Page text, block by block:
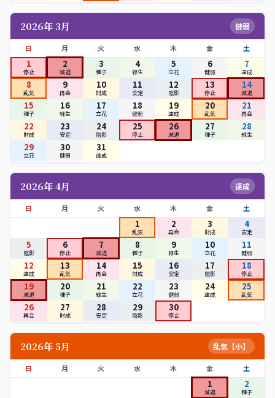
2026年 3月 健弱
日 月 火 水 木 金 土
1
停止
2
減退
3
種子
4
緑生
5
立花
6
健弱
7
達成
8
乱気
9
再会
10
財成
11
安定
12
陰影
13
停止
14
減退
15
種子
16
緑生
17
立花
18
健弱
19
達成
20
乱気
21
再会
22
財成
23
安定
24
陰影
25
停止
26
減退
27
種子
28
緑生
29
立花
30
健弱
31
達成
2026年 4月 達成
日 月 火 水 木 金 土
1
乱気
2
再会
3
財成
4
安定
5
陰影
6
停止
7
減退
8
種子
9
緑生
10
立花
11
健弱
12
達成
13
乱気
14
再会
15
財成
16
安定
17
陰影
18
停止
19
減退
20
種子
21
緑生
22
立花
23
健弱
24
達成
25
乱気
26
再会
27
財成
28
安定
29
陰影
30
停止
2026年 5月 乱気【小】
日 月 火 水 木 金 土
1
減退
2
種子